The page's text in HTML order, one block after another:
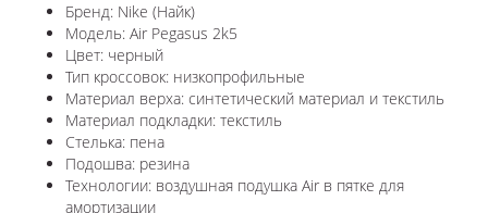
Бренд: Nike (Найк)
Модель: Air Pegasus 2k5
Цвет: черный
Тип кроссовок: низкопрофильные
Материал верха: синтетический материал и текстиль
Материал подкладки: текстиль
Стелька: пена
Подошва: резина
Технологии: воздушная подушка Air в пятке для
амортизации